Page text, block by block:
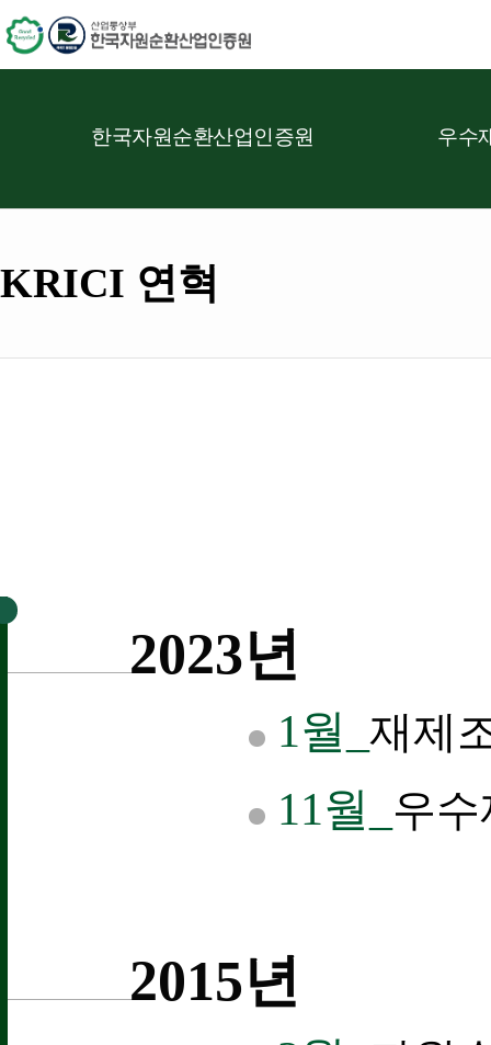
한국자원순환산업인증원 우수
KRICI 연혁
2023년
1월_ 재제
11월_ 우
2015년